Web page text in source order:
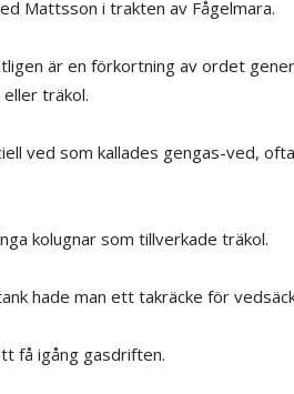
Mattsson i trakten av Fågelmara.
är en förkortning av ordet
träkol.
ved som kallades gengas-ved,
kolugnar som tillverkade träkol.
hade man ett takräcke för
få igång gasdriften.